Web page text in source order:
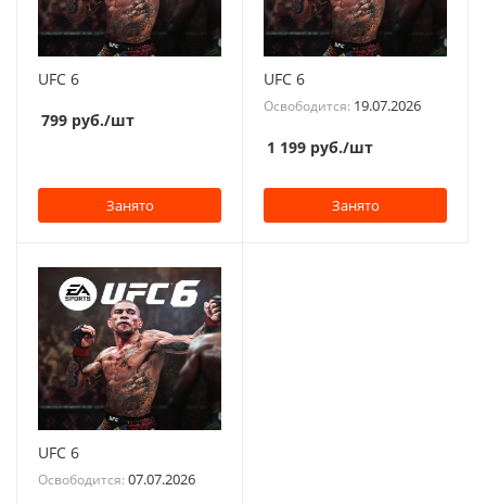
UFC 6
799 руб./шт
Занято
UFC 6
Освободится: 19.07.2026
1 199 руб./шт
Занято
UFC 6
Освободится: 07.07.2026